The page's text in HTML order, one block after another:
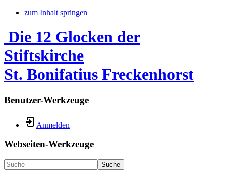
zum Inhalt springen
Die 12 Glocken der
Stiftskirche
St. Bonifatius Freckenhorst
Benutzer-Werkzeuge
Anmelden
Webseiten-Werkzeuge
Suche